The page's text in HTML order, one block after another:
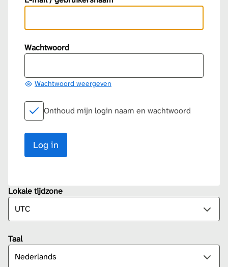
Wachtwoord
Wachtwoord weergeven
Onthoud mijn login naam en wachtwoord
Lokale tijdzone
Taal